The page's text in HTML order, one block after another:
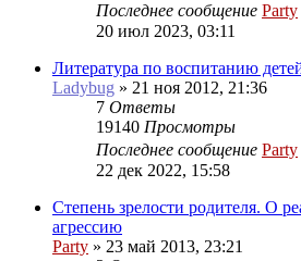
Последнее сообщение Party
20 июл 2023, 03:11
Литература по воспитанию
Ladybug » 21 ноя 2012, 21:36
7 Ответы
19140 Просмотры
Последнее сообщение Party
22 дек 2022, 15:58
Степень зрелости родителя. О
агрессию
Party » 23 май 2013, 23:21